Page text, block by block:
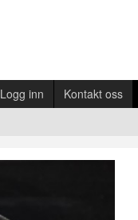
Logg inn Kontakt oss